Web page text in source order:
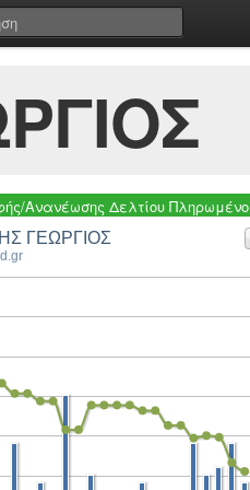
Ανανέωσης Δελτίου Πληρωμένο
ΕΛΟ και Παρτίδες ΧΥΜΗΣ ΓΕΩΡΓΙΟΣ